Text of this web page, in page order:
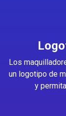
Los
un logotipo de
y